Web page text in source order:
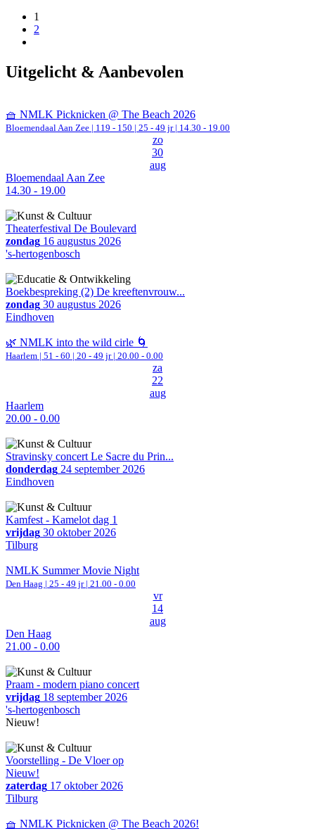
1
2
Uitgelicht & Aanbevolen
🧺 NMLK Picknicken @ The Beach 2026
Bloemendaal Aan Zee | 119 - 150 | 25 - 49 jr | 14.30 - 19.00
zo
30
aug
Bloemendaal Aan Zee
14.30 - 19.00
Theaterfestival De Boulevard
zondag 16 augustus 2026
's-hertogenbosch
Boekbespreking (2) De kreeftenvrouw...
zondag 30 augustus 2026
Eindhoven
🌿 NMLK into the wild cirle 🌀
Haarlem | 51 - 60 | 20 - 49 jr | 20.00 - 0.00
za
22
aug
Haarlem
20.00 - 0.00
Stravinsky concert Le Sacre du Prin...
donderdag 24 september 2026
Eindhoven
Kamfest - Kamelot dag 1
vrijdag 30 oktober 2026
Tilburg
NMLK Summer Movie Night
Den Haag | 25 - 49 jr | 21.00 - 0.00
vr
14
aug
Den Haag
21.00 - 0.00
Praam - modern piano concert
vrijdag 18 september 2026
's-hertogenbosch
Nieuw!
Voorstelling - De Vloer op
Nieuw!
zaterdag 17 oktober 2026
Tilburg
🧺 NMLK Picknicken @ The Beach 2026!